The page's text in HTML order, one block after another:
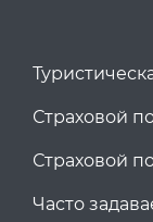
Страховой
Страховой
Часто